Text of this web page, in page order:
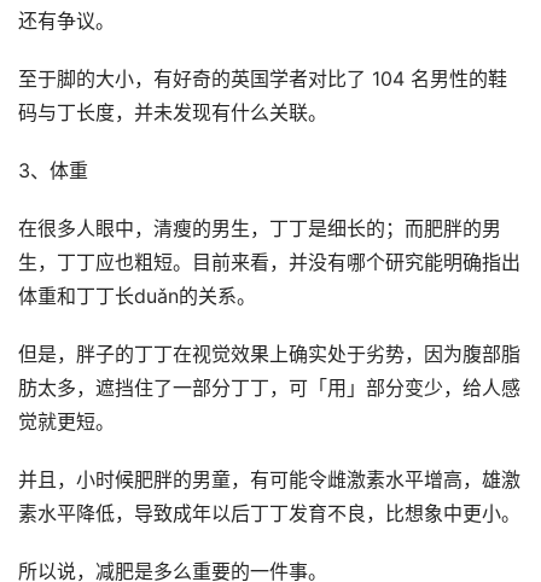
还有争议。
至于脚的大小，有好奇的英国学者对比了 104 名男性的鞋
码与丁长度，并未发现有什么关联。
3、体重
在很多人眼中，清瘦的男生，丁丁是细长的；而肥胖的男
生，丁丁应也粗短。目前来看，并没有哪个研究能明确指出
体重和丁丁长duǎn的关系。
但是，胖子的丁丁在视觉效果上确实处于劣势，因为腹部脂
肪太多，遮挡住了一部分丁丁，可「用」部分变少，给人感
觉就更短。
并且，小时候肥胖的男童，有可能令雌激素水平增高，雄激
素水平降低，导致成年以后丁丁发育不良，比想象中更小。
所以说，减肥是多么重要的一件事。